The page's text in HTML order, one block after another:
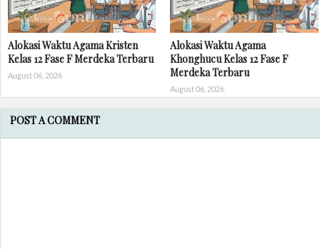
Alokasi Waktu Agama Kristen
Kelas 12 Fase F Merdeka Terbaru
August 06, 2026
Alokasi Waktu Agama
Khonghucu Kelas 12 Fase F
Merdeka Terbaru
August 06, 2026
POST A COMMENT